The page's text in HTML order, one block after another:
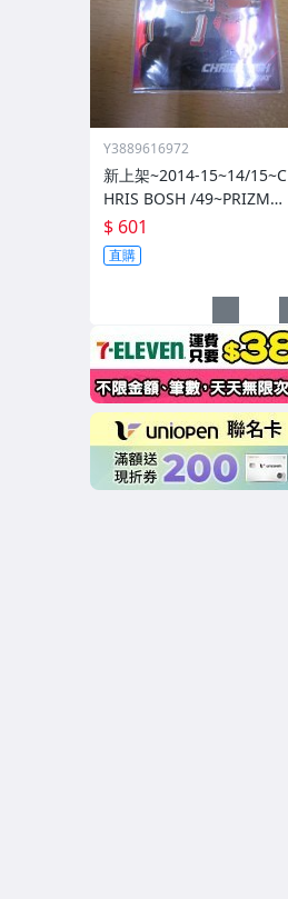
Y3889616972
新上架~2014-15~14/15~C
HRIS BOSH /49~PRIZM~S
ILVER~紅亮~低限量/49~1
060114-1
$ 601
直購